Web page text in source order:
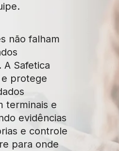
não falham
Safetica
e protege
terminais e
evidências
e controle
para onde